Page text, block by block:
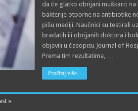
da će glatko obrijani muškarci na
bakterije otporne na antibiotike
pišu mediji. Naučnici su testirali
bradatih ili obrijanih doktora i
objavili u časopisu Journal of
Prema tim rezultatima, …
Pročitaj više...
»